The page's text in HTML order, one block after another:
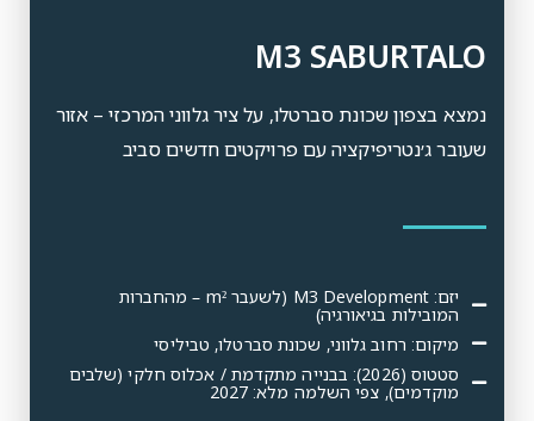
M3 SABURTALO
נמצא בצפון שכונת סברטלו, על ציר גלווני המרכזי – אזור
שעובר ג׳נטריפיקציה עם פרויקטים חדשים סביב
יזם: M3 Development (לשעבר m² – מהחברות
המובילות בגיאורגיה)
מיקום: רחוב גלווני, שכונת סברטלו, טביליסי
סטטוס (2026): בבנייה מתקדמת / אכלוס חלקי (שלבים
מוקדמים), צפי השלמה מלא: 2027